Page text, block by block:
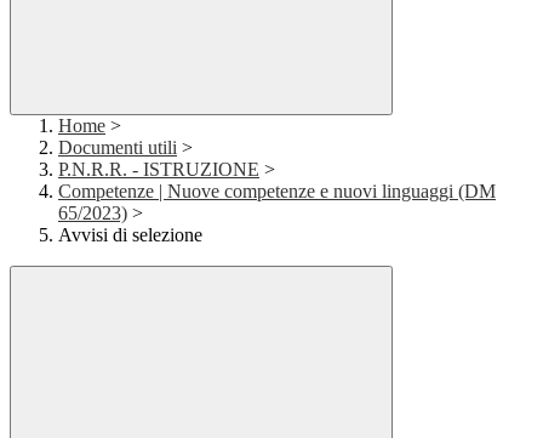
Home >
Documenti utili >
P.N.R.R. - ISTRUZIONE >
Competenze | Nuove competenze e nuovi linguaggi (DM
65/2023) >
Avvisi di selezione